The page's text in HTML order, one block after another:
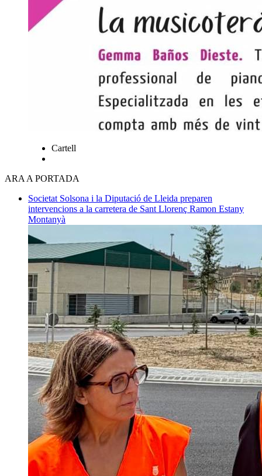
Cartell
ARA A PORTADA
Societat Solsona i la Diputació de Lleida preparen
intervencions a la carretera de Sant Llorenç Ramon Estany
Montanyà